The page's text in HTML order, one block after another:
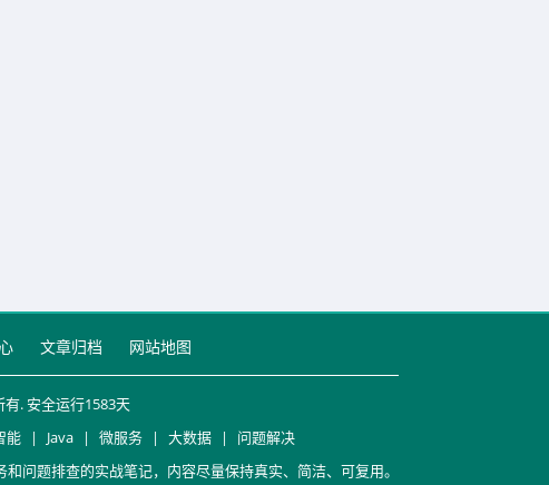
文章归档 网站地图
有. 安全运行1583天
能 | Java | 微服务 | 大数据 |
问题解决
问题排查的实战笔记，内容尽量保持真实、简洁、可复用。